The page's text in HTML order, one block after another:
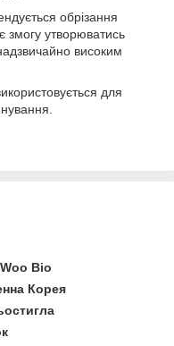
обрізання
змогу утворюватись
високим
для
Bio
Корея